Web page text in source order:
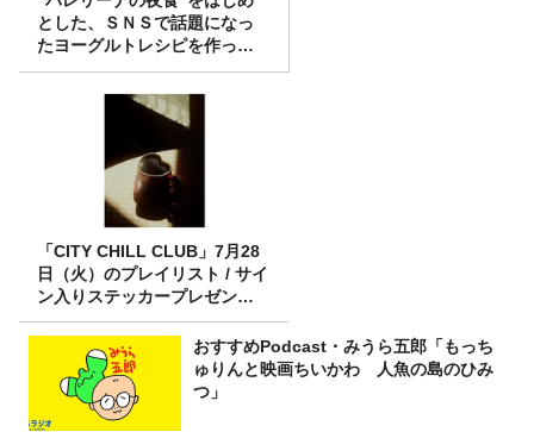
とした、ＳＮＳで話題になっ
たヨーグルトレシピを作って
みた！
「CITY CHILL CLUB」7月28
日（火）のプレイリスト / サイ
ン入りステッカープレゼント
有り
おすすめPodcast・みうら五郎「もっち
ゅりんと映画ちいかわ 人魚の島のひみ
つ」